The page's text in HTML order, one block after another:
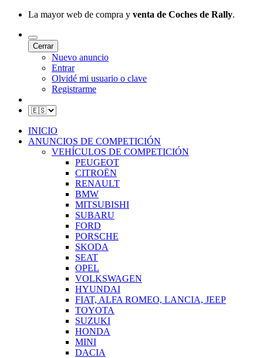
La mayor web de compra y venta de Coches de Rally.
Cerrar
Nuevo anuncio
Entrar
Olvidé mi usuario o clave
Registrarme
INICIO
ANUNCIOS DE COMPETICIÓN
VEHÍCULOS DE COMPETICIÓN
PEUGEOT
CITROËN
RENAULT
BMW
MITSUBISHI
SUBARU
FORD
PORSCHE
SKODA
SEAT
OPEL
VOLKSWAGEN
HYUNDAI
FIAT, ALFA ROMEO, LANCIA, JEEP
TOYOTA
SUZUKI
HONDA
MINI
DACIA